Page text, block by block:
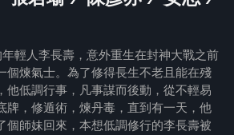
輕人李長壽，意外重生在封神大戰之前
個煉氣士。為了修得長生不老且能在殘
他低調行事，凡事謀而後動，從不輕易
牌，修遁術，煉丹毒，直到有一天，他
個師妹回來，本想低調修行的李長壽被